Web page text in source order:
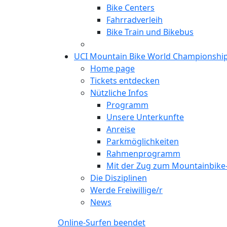
Bike Centers
Fahrradverleih
Bike Train und Bikebus
UCI Mountain Bike World
Home page
Tickets entdecken
Nützliche Infos
Programm
Unsere Unterkunfte
Anreise
Parkmöglichkeiten
Rahmenprogramm
Mit der Zug zum
Die Disziplinen
Werde Freiwillige/r
News
Online-Surfen beendet